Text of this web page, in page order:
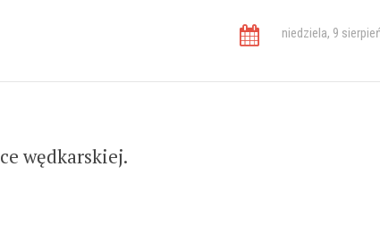
niedziela, 9
wędkarskiej.